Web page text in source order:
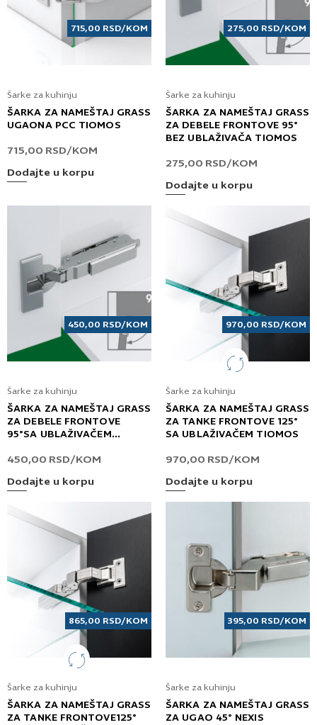
715,00 RSD/KOM
Šarke za kuhinju
ŠARKA ZA NAMEŠTAJ GRASS
UGAONA PCC TIOMOS
715,00 RSD/KOM
Dodajte u korpu
275,00 RSD/KOM
Šarke za kuhinju
ŠARKA ZA NAMEŠTAJ GRASS
ZA DEBELE FRONTOVE 95°
BEZ UBLAŽIVAČA TIOMOS
275,00 RSD/KOM
Dodajte u korpu
450,00 RSD/KOM
Šarke za kuhinju
ŠARKA ZA NAMEŠTAJ GRASS
ZA DEBELE FRONTOVE
95°SA UBLAŽIVAČEM
450,00 RSD/KOM
Dodajte u korpu
970,00 RSD/KOM
Šarke za kuhinju
ŠARKA ZA NAMEŠTAJ GRASS
ZA TANKE FRONTOVE 125°
SA UBLAŽIVAČEM TIOMOS
970,00 RSD/KOM
Dodajte u korpu
865,00 RSD/KOM
Šarke za kuhinju
ŠARKA ZA NAMEŠTAJ GRASS
ZA TANKE FRONTOVE125°
395,00 RSD/KOM
Šarke za kuhinju
ŠARKA ZA NAMEŠTAJ GRASS
ZA UGAO 45° NEXIS